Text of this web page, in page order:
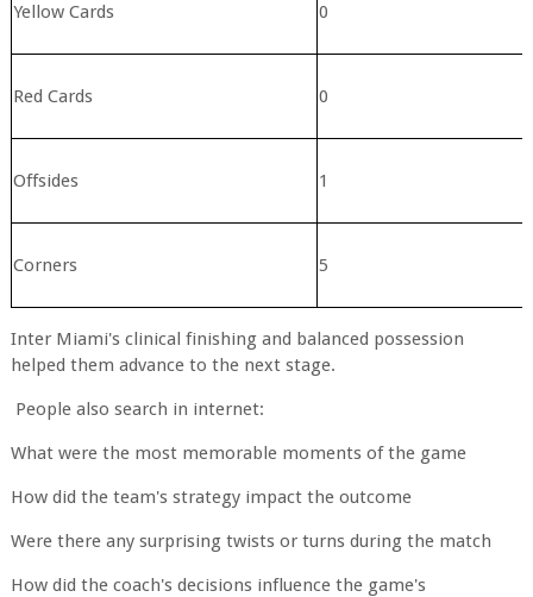
Yellow Cards 0
Red Cards 0
Offsides 1
Corners 5
Inter Miami's clinical finishing and balanced possession
helped them advance to the next stage.
People also search in internet:
What were the most memorable moments of the game
How did the team's strategy impact the outcome
Were there any surprising twists or turns during the match
How did the coach's decisions influence the game's